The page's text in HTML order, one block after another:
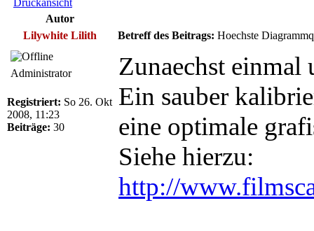
Autor
Lilywhite Lilith
Betreff des Beitrags: Hoechste
Administrator
Registriert: So 26. Okt
2008, 11:23
Beiträge: 30
Zunaechst einmal
Ein sauber
eine optimale
Siehe hierzu:
http://